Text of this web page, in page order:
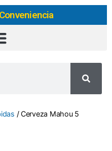
/ Cerveza Mahou 5